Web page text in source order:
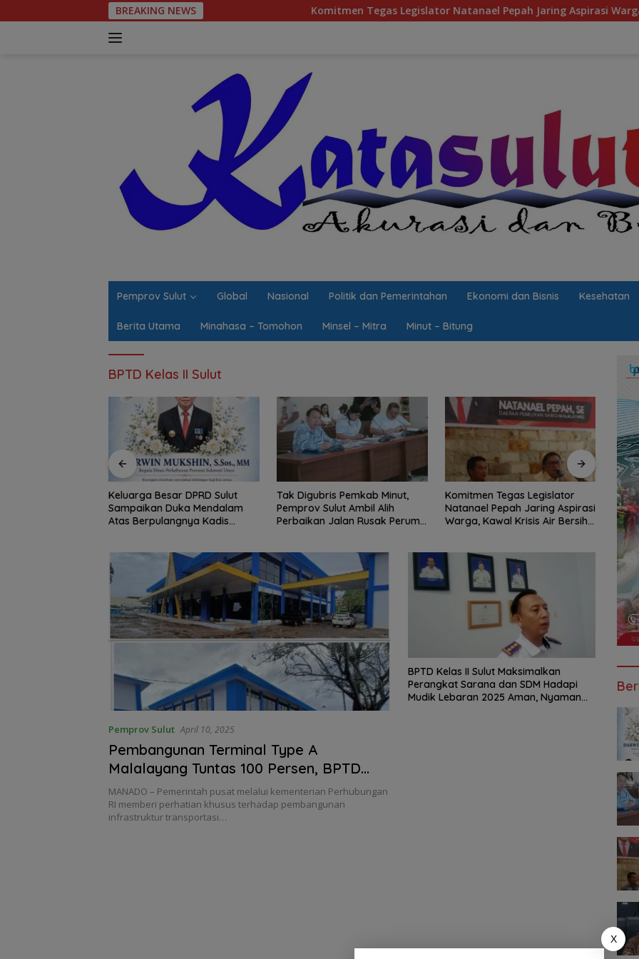
ke
BREAKING NEWS Komitmen Tegas Legislator Natanael Pepah Jaring Aspirasi Warga, Kawal Krisis
Pemprov Sulut Global Nasional Politik dan Pemerintahan Ekonomi dan Bisnis Kesehatan
Berita Utama Minahasa – Tomohon Minsel – Mitra Minut – Bitung
BPTD Kelas II Sulut
Tak Digubris Pemkab Minut,
Pemprov Sulut Ambil Alih
Perbaikan Jalan Rusak Perum
Komitmen Tegas Legislator
Natanael Pepah Jaring Aspirasi
Warga, Kawal Krisis Air Bersih
BSG Kejar Target Modal Inti,
Posisi Pertengahan 2026
Tercatat Rp1,6 Triliun
Pemprov Sulut April 10, 2025
Pembangunan Terminal Type A
Malalayang Tuntas 100 Persen, BPTD
Kelas II Sulut Bantah Ada Campur
Tangan Oknum Anggota Legislatif
MANADO – Pemerintah pusat melalui kementerian Perhubungan
RI memberi perhatian khusus terhadap pembangunan
infrastruktur transportasi…
BPTD Kelas II Sulut Maksimalkan
Perangkat Sarana dan SDM Hadapi
Mudik Lebaran 2025 Aman, Nyaman
X